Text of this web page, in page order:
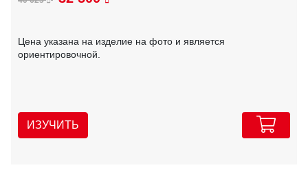
Цена указана на изделие на фото и является
ориентировочной.
ИЗУЧИТЬ